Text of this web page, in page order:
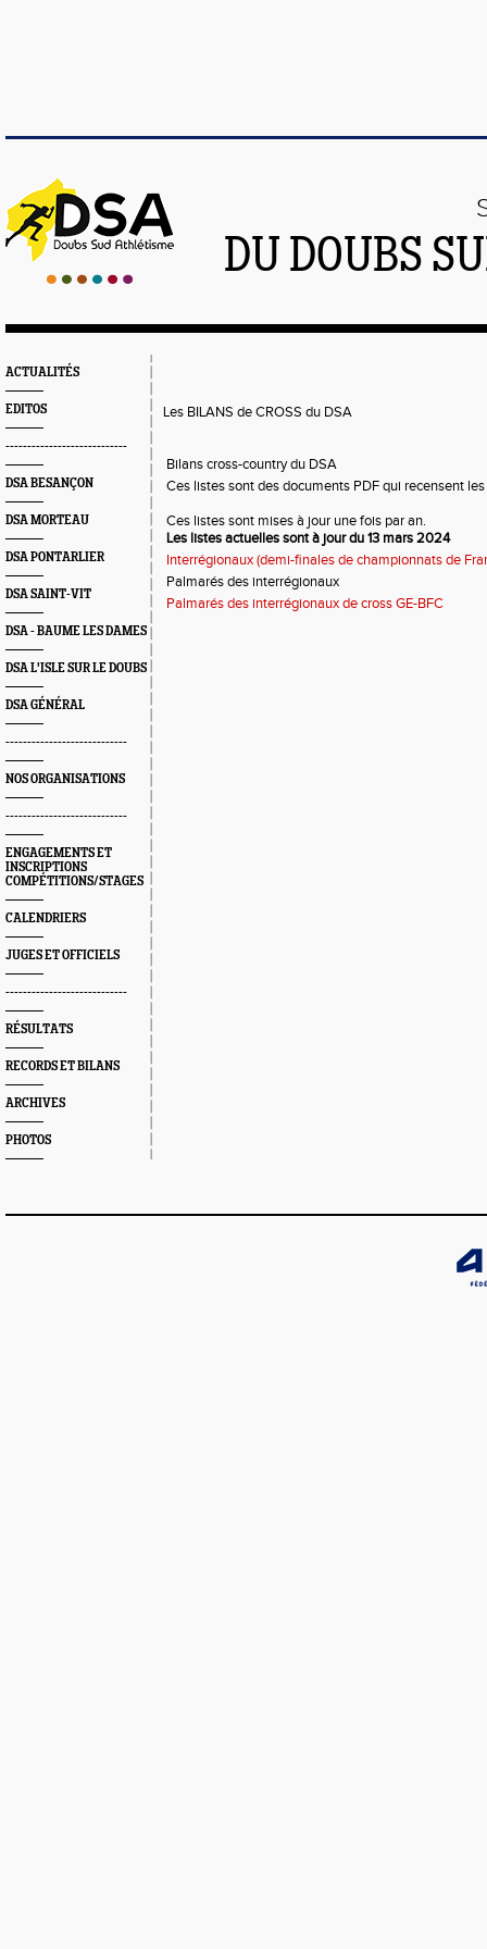
DU DOUBS
ACTUALITÉS
EDITOS
----------------------------
DSA BESANÇON
DSA MORTEAU
DSA PONTARLIER
DSA SAINT-VIT
DSA - BAUME LES DAMES
DSA L'ISLE SUR LE DOUBS
DSA GÉNÉRAL
----------------------------
NOS ORGANISATIONS
----------------------------
ENGAGEMENTS ET
INSCRIPTIONS
COMPÉTITIONS/STAGES
CALENDRIERS
JUGES ET OFFICIELS
----------------------------
RÉSULTATS
RECORDS ET BILANS
ARCHIVES
PHOTOS
Les BILANS de CROSS du DSA
Bilans cross-country du DSA
Ces listes sont des documents PDF qui recensent
Ces listes sont mises à jour une fois par an.
Les listes actuelles sont à jour du 13 mars 2024
Interrégionaux (demi-finales de championnats de
Palmarés des interrégionaux
Palmarés des interrégionaux de cross GE-BFC